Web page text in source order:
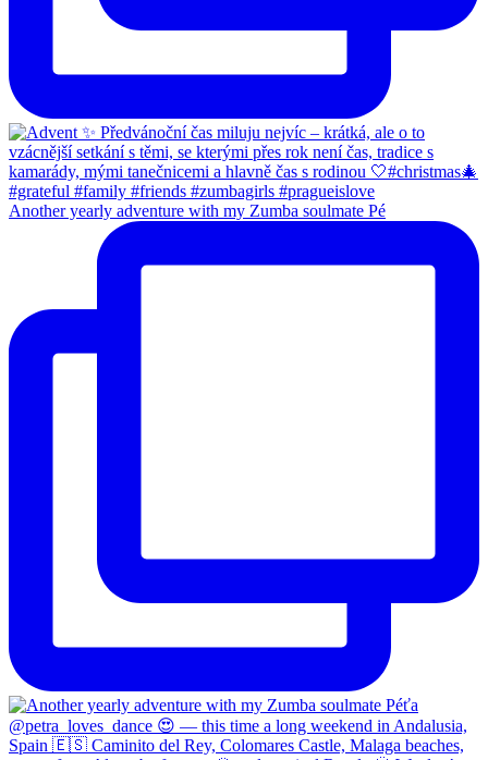
Another yearly adventure with my Zumba soulmate Pé